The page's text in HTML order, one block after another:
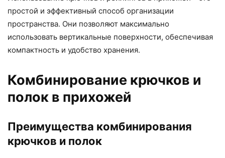
простой и эффективный способ организации
пространства. Они позволяют максимально
использовать вертикальные поверхности, обеспечивая
компактность и удобство хранения.
Комбинирование крючков и
полок в прихожей
Преимущества комбинирования
крючков и полок